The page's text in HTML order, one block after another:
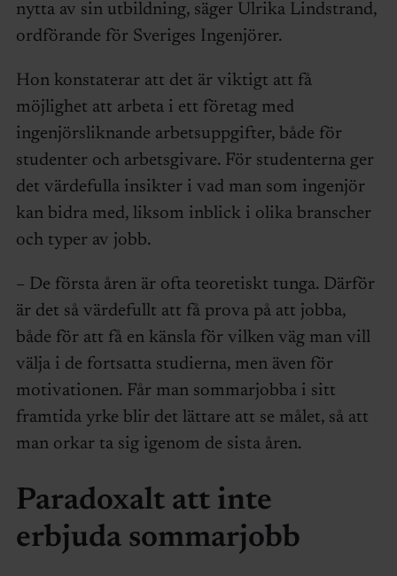
nytta av sin utbildning, säger Ulrika Lindstrand,
ordförande för Sveriges Ingenjörer.
Hon konstaterar att det är viktigt att få
möjlighet att arbeta i ett företag med
ingenjörsliknande arbetsuppgifter, både för
studenter och arbetsgivare. För studenterna ger
det värdefulla insikter i vad man som ingenjör
kan bidra med, liksom inblick i olika branscher
och typer av jobb.
– De första åren är ofta teoretiskt tunga. Därför
är det så värdefullt att få prova på att jobba,
både för att få en känsla för vilken väg man vill
välja i de fortsatta studierna, men även för
motivationen. Får man sommarjobba i sitt
framtida yrke blir det lättare att se målet, så att
man orkar ta sig igenom de sista åren.
Paradoxalt att inte
erbjuda sommarjobb